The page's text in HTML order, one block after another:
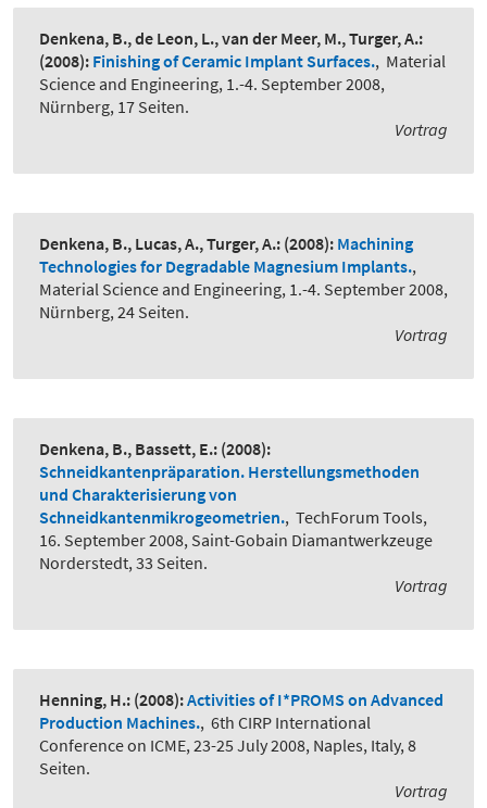
Denkena, B., de Leon, L., van der Meer, M., Turger, A.:
(2008): Finishing of Ceramic Implant Surfaces., Material
Science and Engineering, 1.-4. September 2008,
Nürnberg, 17 Seiten.
Vortrag
Denkena, B., Lucas, A., Turger, A.: (2008): Machining
Technologies for Degradable Magnesium Implants.,
Material Science and Engineering, 1.-4. September 2008,
Nürnberg, 24 Seiten.
Vortrag
Denkena, B., Bassett, E.: (2008):
Schneidkantenpräparation. Herstellungsmethoden
und Charakterisierung von
Schneidkantenmikrogeometrien., TechForum Tools,
16. September 2008, Saint-Gobain Diamantwerkzeuge
Norderstedt, 33 Seiten.
Vortrag
Henning, H.: (2008):Activities of I*PROMS on Advanced
Production Machines., 6th CIRP International
Conference on ICME, 23-25 July 2008, Naples, Italy, 8
Seiten.
Vortrag